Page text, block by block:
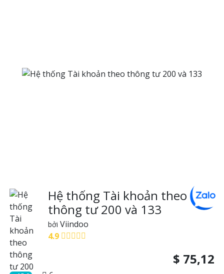
Hệ thống Tài khoản theo
thông tư 200 và 133
bởi Viindoo
4.9
$ 75,12